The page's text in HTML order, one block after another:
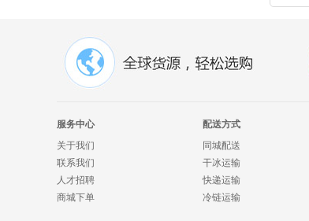
服务中心
关于我们
联系我们
人才招聘
商城下单
配送方式
同城配送
干冰运输
快递运输
冷链运输